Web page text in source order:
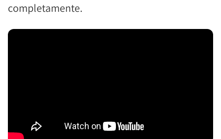
completamente.